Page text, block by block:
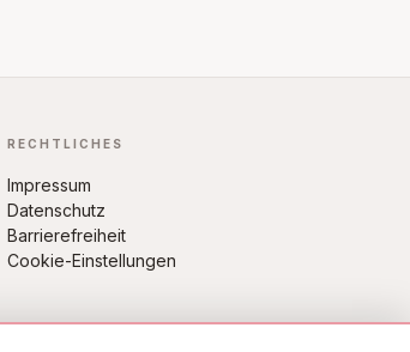
RECHTLICHES
Impressum
Datenschutz
Barrierefreiheit
Cookie-Einstellungen